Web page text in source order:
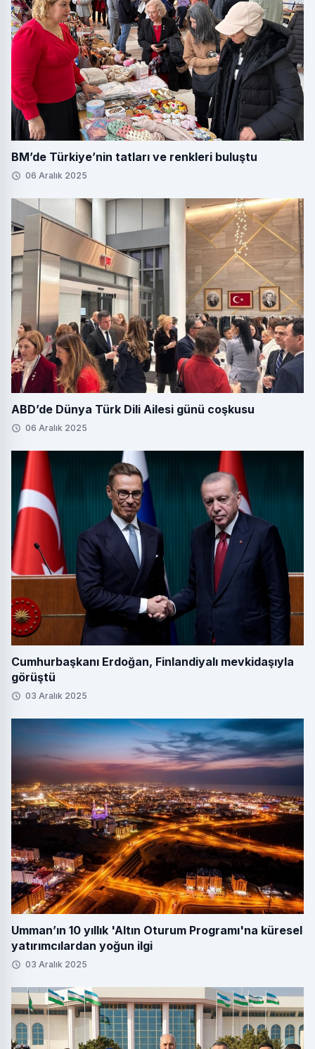
BM’de Türkiye’nin tatları ve renkleri buluştu
06 Aralık 2025
ABD’de Dünya Türk Dili Ailesi günü coşkusu
06 Aralık 2025
Cumhurbaşkanı Erdoğan, Finlandiyalı mevkidaşıyla
görüştü
03 Aralık 2025
Umman’ın 10 yıllık 'Altın Oturum Programı'na küresel
yatırımcılardan yoğun ilgi
03 Aralık 2025